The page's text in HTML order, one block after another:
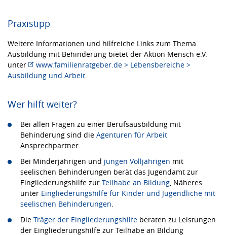
Praxistipp
Weitere Informationen und hilfreiche Links zum Thema
Ausbildung mit Behinderung bietet der Aktion Mensch e.V.
unter
www.familienratgeber.de > Lebensbereiche >
Ausbildung und Arbeit
Wer hilft weiter?
Bei allen Fragen zu einer Berufsausbildung mit
Behinderung sind die Agenturen für Arbeit
Ansprechpartner.
Bei Minderjährigen und jungen Volljährigen mit
seelischen Behinderungen berät das Jugendamt zur
Eingliederungshilfe zur Teilhabe an Bildung , Näheres
unter Eingliederungshilfe für Kinder und Jugendliche mit
seelischen Behinderungen
Die Träger der Eingliederungshilfe beraten zu Leistungen
der Eingliederungshilfe zur Teilhabe an Bildung